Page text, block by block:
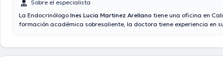
Sobre el especialista
La Endocrinólogo Ines Lucia Martinez Arellano tiene una oficina en
formación académica sobresaliente, la doctora tiene experiencia en